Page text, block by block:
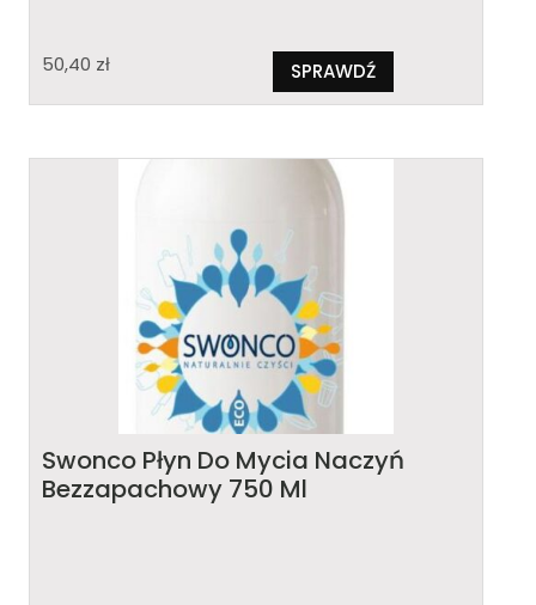
50,40 zł SPRAWDŹ
Swonco Płyn Do Mycia Naczyń
Bezzapachowy 750 Ml